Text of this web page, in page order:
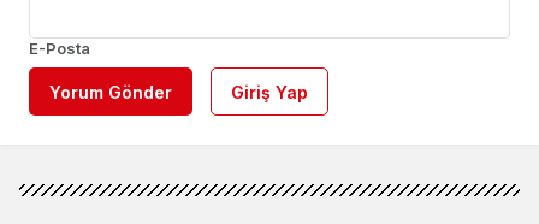
E-Posta
Yorum Gönder Giriş Yap